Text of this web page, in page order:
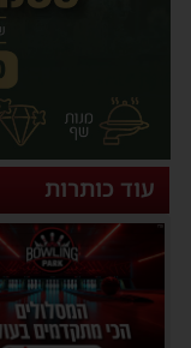
עוד כותרות